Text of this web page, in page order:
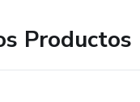
Productos